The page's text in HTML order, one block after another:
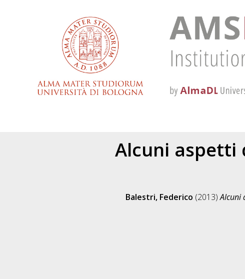
Alcuni aspetti
Balestri, Federico (2013)Alcuni